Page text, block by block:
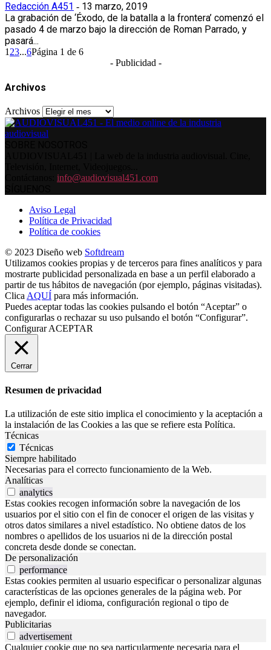
Redacción A451 - 13 marzo, 2019
La grabación de ‘Éxodo, de la batalla a la frontera’ comenzó el
pasado 4 de marzo bajo la dirección de Roman Parrado, y
pasará...
1 23...6Página 1 de 6
- Publicidad -
Archivos
Archivos
info@audiovisual451.com
Aviso Legal
Política de Privacidad
Política de cookies
© 2023 Diseño web Softdream
Utilizamos cookies propias y de terceros para fines analíticos y para
mostrarte publicidad personalizada en base a un perfil elaborado a
partir de tus hábitos de navegación (por ejemplo, páginas visitadas).
Clica AQUÍ para más información.
Puedes aceptar todas las cookies pulsando el botón “Aceptar” o
configurarlas o rechazar su uso pulsando el botón “Configurar”.
Configurar ACEPTAR
Cerrar
Resumen de privacidad
La utilización de este sitio implica el conocimiento y la aceptación a
la instalación de las Cookies a las que se refiere esta Política.
Técnicas
Técnicas
Siempre habilitado
Necesarias para el correcto funcionamiento de la Web.
Analíticas
analytics
Estas cookies recogen información sobre la navegación de los
usuarios por el sitio con el fin de conocer el origen de las visitas y
otros datos similares a nivel estadístico. No obtiene datos de los
nombres o apellidos de los usuarios ni de la dirección postal
concreta desde donde se conectan.
De personalización
performance
Estas cookies permiten al usuario especificar o personalizar algunas
características de las opciones generales de la página web. Por
ejemplo, definir el idioma, configuración regional o tipo de
navegador.
Publicitarias
advertisement
Cualquier cookie que no sea particularmente necesaria para el